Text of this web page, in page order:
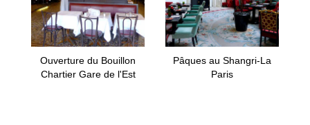
Ouverture du Bouillon
Chartier Gare de l'Est
Pâques au Shangri-La
Paris